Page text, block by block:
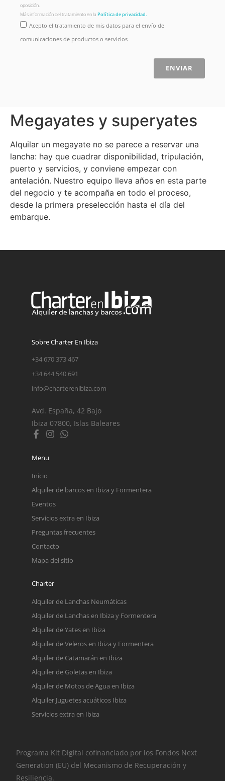
oposición.
Más información del tratamiento en la Política de privacidad.
Acepto el tratamiento de mis datos para el envío de
comunicaciones de productos o servicios
ENVIAR
Megayates y superyates
Alquilar un megayate no se parece a reservar una
lancha: hay que cuadrar disponibilidad, tripulación,
puerto y servicios, y conviene empezar con
antelación. Nuestro equipo lleva años en esta parte
del negocio y te acompaña en todo el proceso,
desde la primera preselección hasta el día del
embarque.
Sobre Charter En Ibiza
+34 670 373 467
+34 644 540 691
info@charterenibiza.com
Avd. España, 42 Bajo
Ibiza 07800, Islas Baleares
Menu
Inicio
Alquiler de barcos en Ibiza y Formentera
Eventos
Servicios extra en Ibiza
Preguntas frecuentes
Contacto
Mapa del sitio
Charter
Alquiler de Lanchas Neumáticas
Alquiler de Lanchas en Ibiza y Formentera
Alquiler de Yates en Ibiza
Alquiler de Veleros en Ibiza y Formentera
Alquiler de Catamarán en Ibiza
Alquiler de Goletas en Ibiza
Alquiler de Motos de Agua en Ibiza
Alquiler Juguetes acuáticos Ibiza
Servicios extra en Ibiza
Programa Kit Digital cofinanciado por los Fondos Next
Generation (EU) del Mecanismo de Recuperación y
Resiliencia.